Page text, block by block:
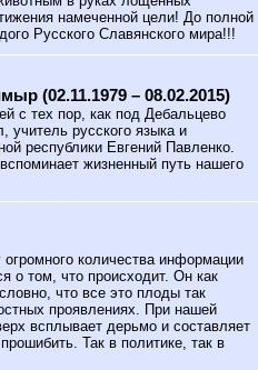
намеченной цели! До полной
Русского Славянского мира!!!
(02.11.1979 – 08.02.2015)
с тех пор, как под Дебальцево
учитель русского языка и
республики Евгений Павленко.
жизненный путь нашего
количества информации
о том, что происходит. Он как
что все это плоды так
проявлениях. При нашей
всплывает дерьмо и составляет
Так в политике, так в